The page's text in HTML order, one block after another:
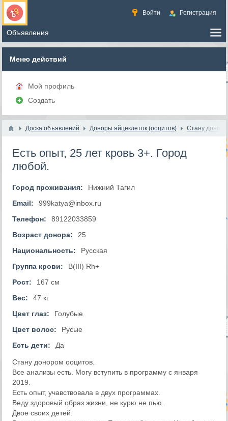
Войти Регистрация
Меню действий
Мой профиль
Создать
Доска объявлений Доноры яйцеклеток (ооцитов) Стану
Есть опыт, 25 лет кровь 3+. Город
любой.
Город проживания:
Нижний Тагил
Email:
999katya@inbox.ru
Телефон:
89122033859
Возраст донора:
25
Национальность:
Русская
Группа крови:
B(III) Rh+
Рост:
167 см
Вес:
47 кг
Цвет глаз:
Голубые
Цвет волос:
Русые
Есть дети:
Да
Стану донором ооцитов.
Все анализы есть. Могу вступить в программу с января
2019.
Есть опыт, учавствовала в двух программах.
Веду здоровый образ жизни, не курю не пью.
Двое своих детей.